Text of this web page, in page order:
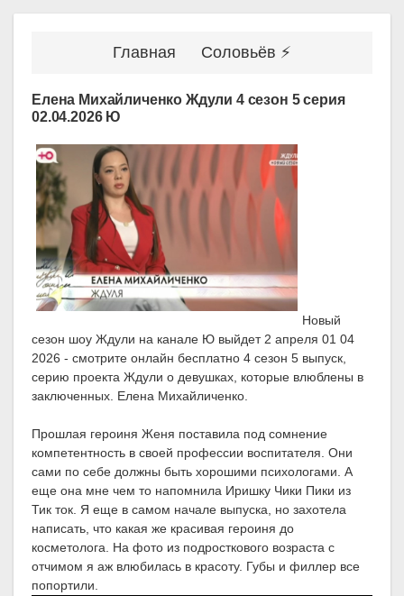
Главная Соловьёв ⚡
Елена Михайличенко Ждули 4 сезон 5 серия
02.04.2026 Ю
Новый
сезон шоу Ждули на канале Ю выйдет 2 апреля 01 04
2026 - смотрите онлайн бесплатно 4 сезон 5 выпуск,
серию проекта Ждули о девушках, которые влюблены в
заключенных. Елена Михайличенко.
Прошлая героиня Женя поставила под сомнение
компетентность в своей профессии воспитателя. Они
сами по себе должны быть хорошими психологами. А
еще она мне чем то напомнила Иришку Чики Пики из
Тик ток. Я еще в самом начале выпуска, но захотела
написать, что какая же красивая героиня до
косметолога. На фото из подросткового возраста с
отчимом я аж влюбилась в красоту. Губы и филлер все
попортили.